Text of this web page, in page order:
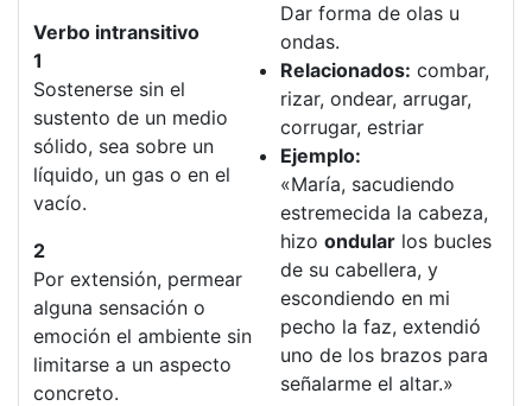
Verbo intransitivo
1
Sostenerse sin el
sustento de un medio
sólido, sea sobre un
líquido, un gas o en el
vacío.
2
Por extensión, permear
alguna sensación o
emoción el ambiente sin
limitarse a un aspecto
concreto.
Dar forma de olas u
ondas.
Relacionados: combar,
rizar, ondear, arrugar,
corrugar, estriar
Ejemplo:
«María, sacudiendo
estremecida la cabeza,
hizo ondular los bucles
de su cabellera, y
escondiendo en mi
pecho la faz, extendió
uno de los brazos para
señalarme el altar.»